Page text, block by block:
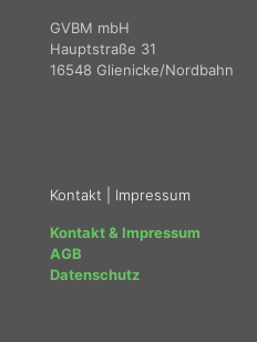
GVBM mbH
Hauptstraße 31
16548 Glienicke/Nordbahn
Kontakt | Impressum
Kontakt & Impressum
AGB
Datenschutz